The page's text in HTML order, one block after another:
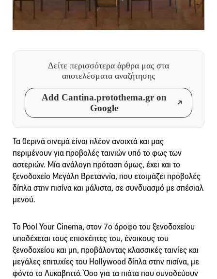
Δείτε περισσότερα άρθρα μας στα
αποτελέσματα αναζήτησης
Add Cantina.protothema.gr on
Google
Τα θερινά σινεμά είναι πλέον ανοιχτά και μας
περιμένουν για προβολές ταινιών υπό το φως των
αστεριών. Μία ανάλογη πρόταση όμως, έχει και το
ξενοδοχείο Μεγάλη Βρεταννία, που ετοιμάζει προβολές
δίπλα στην πισίνα και μάλιστα, σε συνδυασμό με σπέσιαλ
μενού.
Το Pool Your Cinema, στον 7ο όροφο του ξενοδοχείου
υποδέχεται τους επισκέπτες του, ένοικους του
ξενοδοχείου και μη, προβάλοντας κλασσικές ταινίες και
μεγάλες επιτυχίες του Hollywood δίπλα στην πισίνα, με
φόντο το Λυκαβηττό. Όσο για τα πιάτα που συνοδεύουν